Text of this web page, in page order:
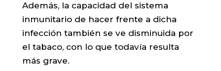
Además, la capacidad del sistema
inmunitario de hacer frente a dicha
infección también se ve disminuida por
el tabaco, con lo que todavía resulta
más grave.